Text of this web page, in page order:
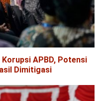
APBD, Potensi
Dimitigasi